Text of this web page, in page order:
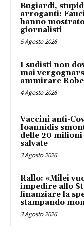
Bugiardi,
arroganti:
hanno
giornalisti
5 Agosto 2026
I sudisti non
mai
ammirare
4 Agosto 2026
Vaccini anti-
Ioannidis
delle 20 milioni
salvate
3 Agosto 2026
Rallo: «Milei
impedire allo
finanziare la
stampando
3 Agosto 2026